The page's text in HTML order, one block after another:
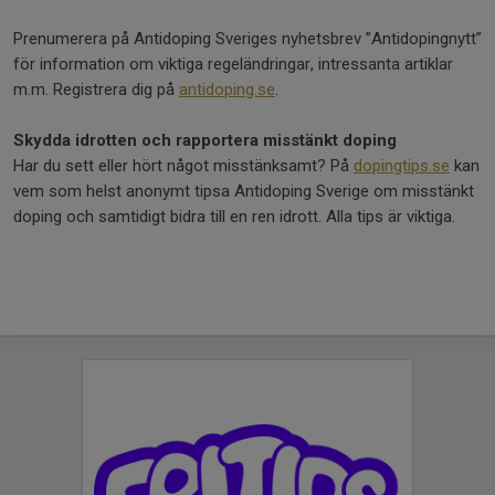
Prenumerera på Antidoping Sveriges nyhetsbrev ”Antidopingnytt”
för information om viktiga regeländringar, intressanta artiklar
m.m. Registrera dig på antidoping.se.
Skydda idrotten och rapportera misstänkt doping
Har du sett eller hört något misstänksamt? På dopingtips.se kan
vem som helst anonymt tipsa Antidoping Sverige om misstänkt
doping och samtidigt bidra till en ren idrott. Alla tips är viktiga.